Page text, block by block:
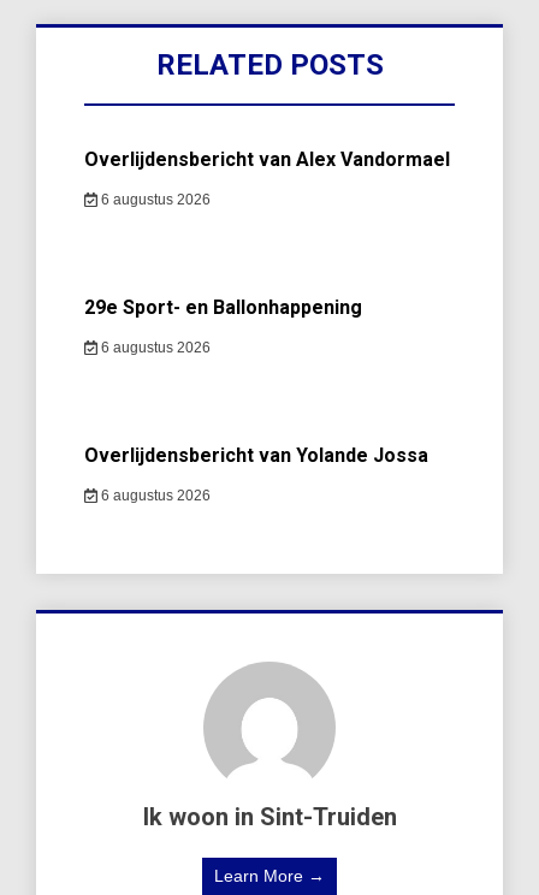
RELATED POSTS
Overlijdensbericht van Alex Vandormael
6 augustus 2026
29e Sport- en Ballonhappening
6 augustus 2026
Overlijdensbericht van Yolande Jossa
6 augustus 2026
Ik woon in Sint-Truiden
Learn More →